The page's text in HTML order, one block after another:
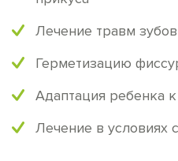
Лечение травм
Герметизацию
Адаптация ребенка
Лечение в условиях